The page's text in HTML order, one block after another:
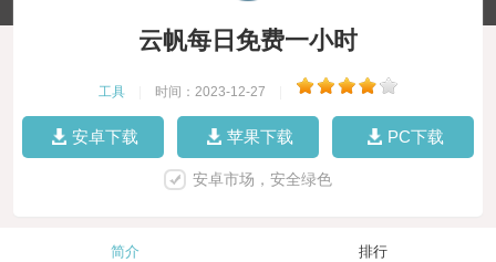
云帆每日免费一小时
工具 时间：2023-12-27
安卓下载 苹果下载 PC下载
安卓市场，安全绿色
简介 排行